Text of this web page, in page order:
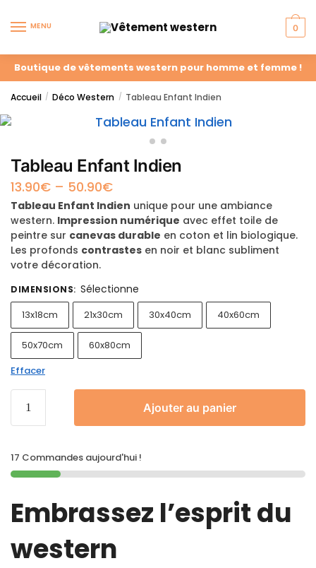
MENU 0
Boutique de vêtements western pour homme et femme !
Accueil / Déco Western / Tableau Enfant Indien
Tableau Enfant Indien
13.90€ – 50.90€
Tableau Enfant Indien unique pour une ambiance
western. Impression numérique avec effet toile de
peintre sur canevas durable en coton et lin biologique.
Les profonds contrastes en noir et blanc subliment
votre décoration.
DIMENSIONS: Sélectionne
13x18cm 21x30cm 30x40cm 40x60cm
50x70cm
60x80cm
Effacer
Ajouter au panier
17 Commandes aujourd'hui !
Embrassez l’esprit du
western